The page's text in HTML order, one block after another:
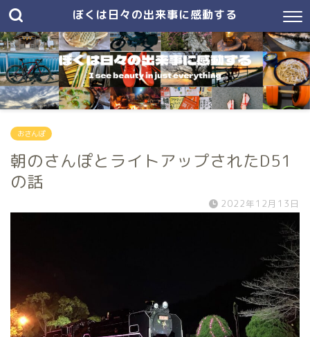
ぼくは日々の出来事に感動する
おさんぽ
朝のさんぽとライトアップされたD51
の話
2022年12月13日